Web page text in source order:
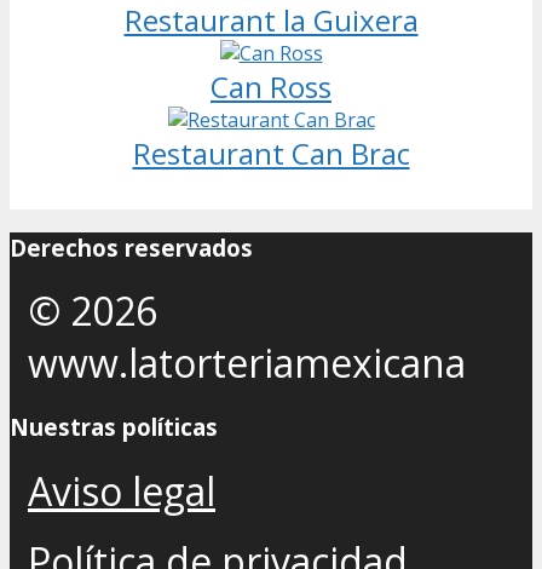
Restaurant la Guixera
Can Ross
Restaurant Can Brac
Derechos reservados
© 2026
www.latorteriamexicana
Nuestras políticas
Aviso legal